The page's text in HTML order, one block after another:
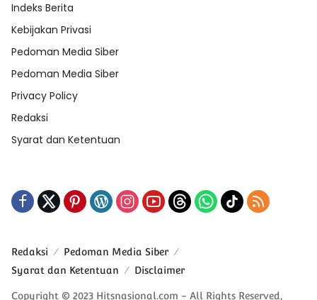
Indeks Berita
Kebijakan Privasi
Pedoman Media Siber
Pedoman Media Siber
Privacy Policy
Redaksi
Syarat dan Ketentuan
Redaksi
Pedoman Media Siber
Syarat dan Ketentuan
Disclaimer
Copyright © 2023 Hitsnasional.com - All Rights Reserved,